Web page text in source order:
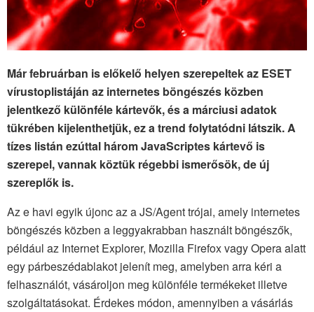
Már februárban is előkelő helyen szerepeltek az ESET
vírustoplistáján az internetes böngészés közben
jelentkező különféle kártevők, és a márciusi adatok
tükrében kijelenthetjük, ez a trend folytatódni látszik. A
tízes listán ezúttal három JavaScriptes kártevő is
szerepel, vannak köztük régebbi ismerősök, de új
szereplők is.
Az e havi egyik újonc az a JS/Agent trójai, amely internetes
böngészés közben a leggyakrabban használt böngészők,
például az Internet Explorer, Mozilla Firefox vagy Opera alatt
egy párbeszédablakot jelenít meg, amelyben arra kéri a
felhasználót, vásároljon meg különféle termékeket illetve
szolgáltatásokat. Érdekes módon, amennyiben a vásárlás